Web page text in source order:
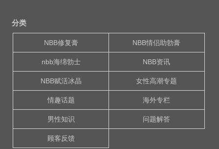
分类
NBB修复膏 NBB情侣助勃膏
nbb海绵勃士 NBB资讯
NBB赋活冰晶 女性高潮专题
情趣话题 海外专栏
男性知识 问题解答
顾客反馈